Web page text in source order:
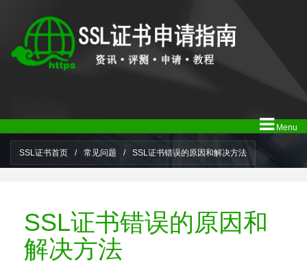
Menu
SSL证书首页 / 常见问题 / SSL证书错误的原因和解决方法
SSL证书错误的原因和
解决方法